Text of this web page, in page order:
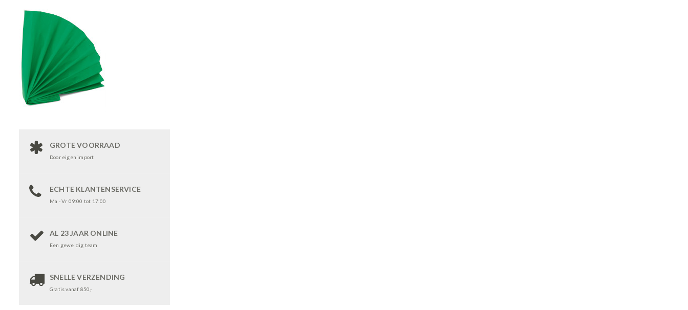
GROTE VOORRAAD
Door eigen import
ECHTE KLANTENSERVICE
Ma - Vr 09:00 tot 17:00
AL 23 JAAR ONLINE
Een geweldig team
SNELLE VERZENDING
Gratis vanaf 850,-